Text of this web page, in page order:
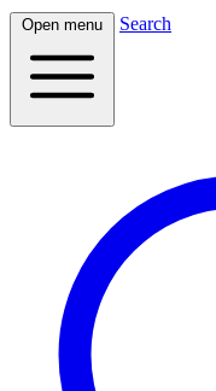
Open menu Search